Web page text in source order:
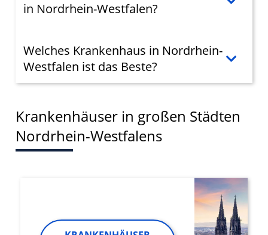
in Nordrhein-Westfalen?
Welches Krankenhaus in Nordrhein-
Westfalen ist das Beste?
Krankenhäuser in großen Städten
Nordrhein-Westfalens
Funktional
Werbung